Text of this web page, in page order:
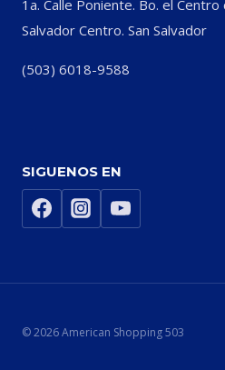
1a. Calle Poniente. Bo. el Centro
Salvador Centro. San Salvador
(503) 6018-9588
SIGUENOS EN
© 2026 American Shopping 503